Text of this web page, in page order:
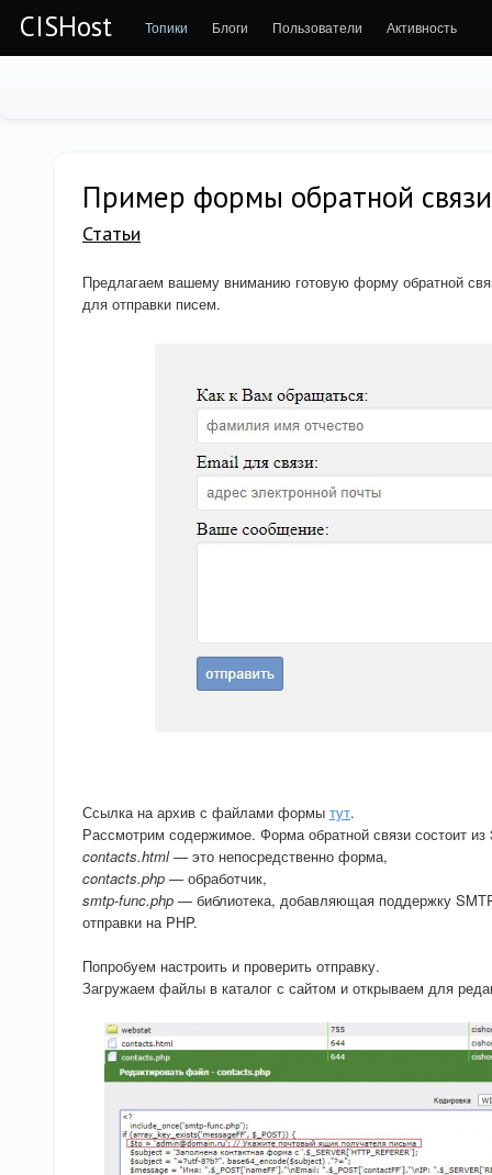
CISHost Топики Блоги Пользователи Активность
Пример формы обратной связи
Статьи
Предлагаем вашему вниманию готовую форму обратной
для отправки писем.
Ссылка на архив с файлами формы тут.
Рассмотрим содержимое. Форма обратной связи состоит
contacts.html— это непосредственно форма,
contacts.php — обработчик,
smtp-func.php — библиотека, добавляющая поддержку
отправки на PHP.
Попробуем настроить и проверить отправку.
Загружаем файлы в каталог с сайтом и открываем для